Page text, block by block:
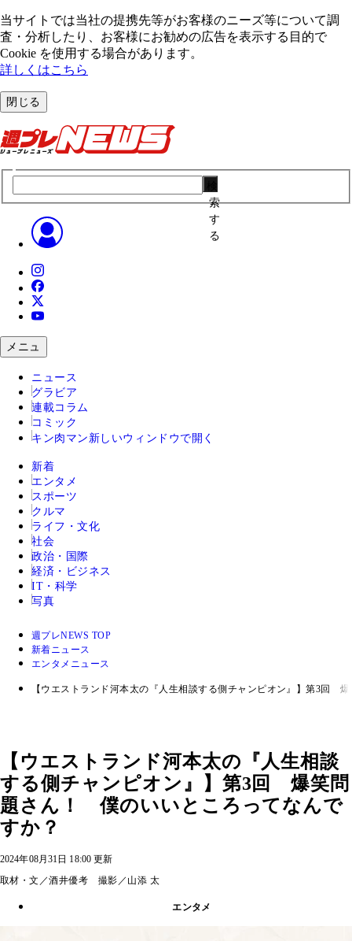
当サイトでは当社の提携先等がお客様のニーズ等について調
査・分析したり、お客様にお勧めの広告を表⽰する⽬的で
Cookie を使⽤する場合があります。
詳しくはこちら
閉じる
索
す
る
メニュ
ニュース
グラビア
連載コラム
コミック
キン肉マン 新しいウィンドウで開く
新着
エンタメ
スポーツ
クルマ
ライフ・文化
社会
政治・国際
経済・ビジネス
IT・科学
写真
週プレNEWS TOP
新着ニュース
エンタメニュース
【ウエストランド河本太の『人生相談する側チャンピオン』】第3回
【ウエストランド河本太の『人生相談
する側チャンピオン』】第3回 爆笑問
題さん！ 僕のいいところってなんで
すか？
2024年08月31日 18:00 更新
取材・文／酒井優考 撮影／山添 太
エンタメ